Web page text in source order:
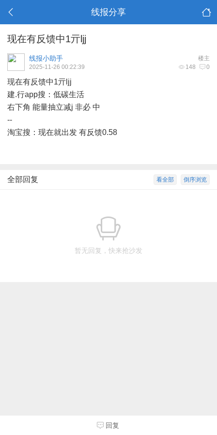
线报分享
现在有反馈中1亓ljj
楼主
线报小助手
148 0
2025-11-26 00:22:39
现在有反馈中1亓ljj
建.行app搜：低碳生活
右下角 能量抽立减j 非必 中
--
淘宝搜：现在就出发 有反馈0.58
倒序浏览
看全部
全部回复
暂无回复，快来抢沙发
回复